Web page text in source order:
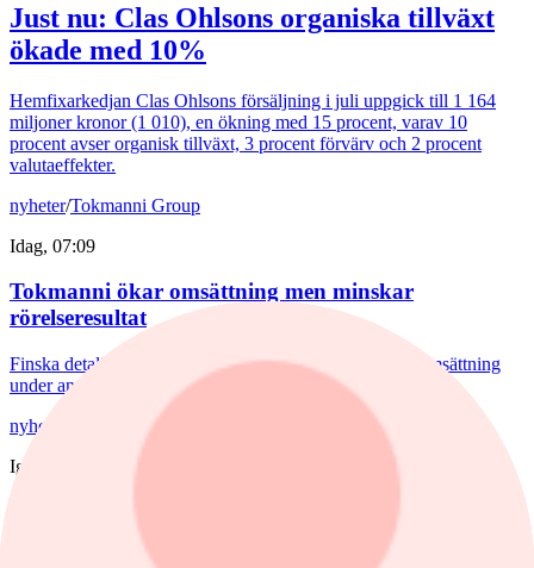
Just nu: Clas Ohlsons organiska tillväxt
ökade med 10%
Hemfixarkedjan Clas Ohlsons försäljning i juli uppgick till 1 164
miljoner kronor (1 010), en ökning med 15 procent, varav 10
procent avser organisk tillväxt, 3 procent förvärv och 2 procent
valutaeffekter.
nyheter/Tokmanni Group
Idag, 07:09
Tokmanni ökar omsättning men minskar
rörelseresultat
Finska detaljhandelsbolaget Tokmanni redovisar ökad omsättning
under andra kvartalet jämfört med samma period året innan.
nyheter
Försvarsbolag
Igår, 17:03
Försvarsförvaltarna spår ny tillväxtfas:
”Goda förutsättningar”